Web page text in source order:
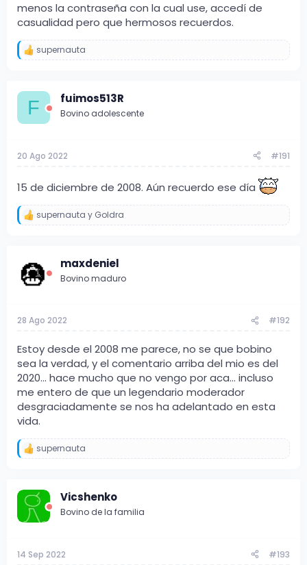
menos la contraseña con la cual use, accedí de
casualidad pero que hermosos recuerdos.
R
s
supernauta
F fuimos513R
Bovino adolescente
20 Ago 2022 #191
15 de diciembre de 2008. Aún recuerdo ese día
R
c
i
o
s
supernauta y Goldra
maxdeniel
Bovino maduro
28 Ago 2022 #192
Estoy desde el 2008 me parece, no se que bobino
sea la verdad, y el comentario arriba del mio es del
2020... hace mucho que no vengo por aca... incluso
me entero de que un legendario moderador
desgraciadamente se nos ha adelantado en esta
vida.
R
c
o
s
supernauta
Vicshenko
Bovino de la familia
14 Sep 2022 #193